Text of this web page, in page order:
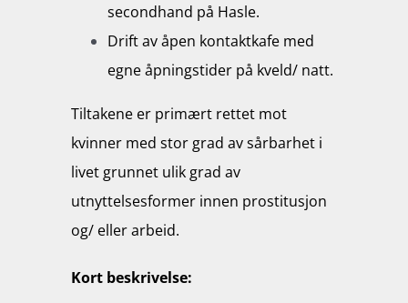
secondhand på Hasle.
Drift av åpen kontaktkafe med
egne åpningstider på kveld/ natt.
Tiltakene er primært rettet mot
kvinner med stor grad av sårbarhet i
livet grunnet ulik grad av
utnyttelsesformer innen prostitusjon
og/ eller arbeid.
Kort beskrivelse: